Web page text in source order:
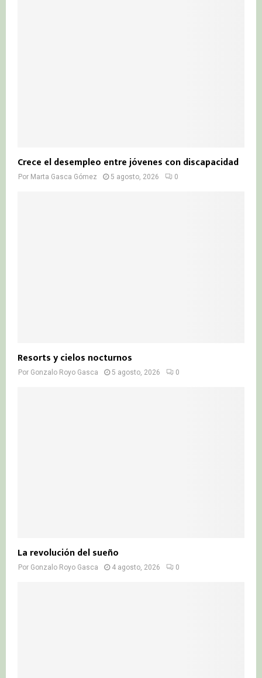
Crece el desempleo entre jóvenes con discapacidad
Por Marta Gasca Gómez 5 agosto, 2026 0
Resorts y cielos nocturnos
Por Gonzalo Royo Gasca 5 agosto, 2026 0
La revolución del sueño
Por Gonzalo Royo Gasca 4 agosto, 2026 0